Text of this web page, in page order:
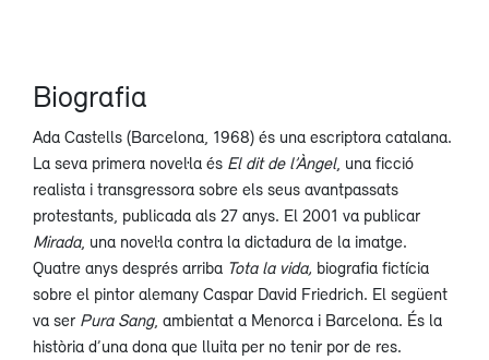
Biografia
Ada Castells (Barcelona, ​​1968) és una escriptora catalana.
La seva primera novel·la és El dit de l’Àngel, una ficció
realista i transgressora sobre els seus avantpassats
protestants, publicada als 27 anys. El 2001 va publicar
Mirada, una novel·la contra la dictadura de la imatge.
Quatre anys després arriba Tota la vida, biografia fictícia
sobre el pintor alemany Caspar David Friedrich. El següent
va ser Pura Sang, ambientat a Menorca i Barcelona. És la
història d’una dona que lluita per no tenir por de res.